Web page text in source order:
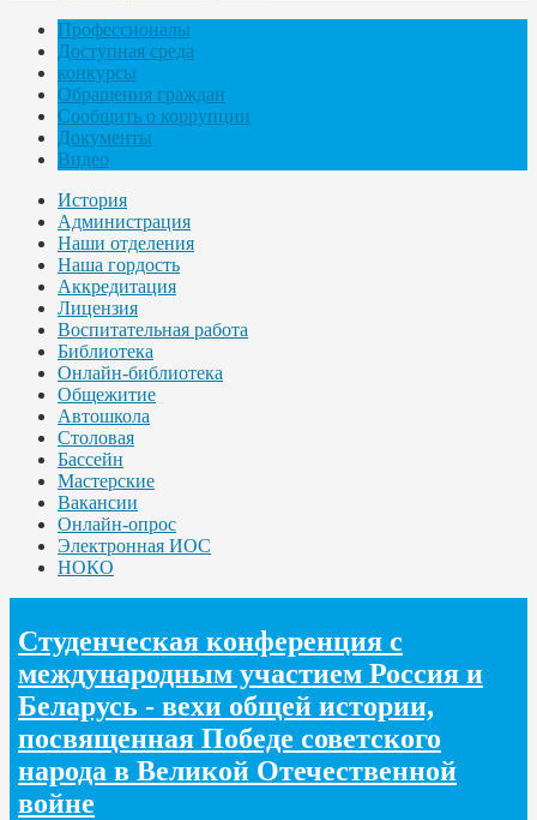
Профессионалы
Доступная среда
конкурсы
Обращения граждан
Сообщить о коррупции
Документы
Видео
История
Администрация
Наши отделения
Наша гордость
Аккредитация
Лицензия
Воспитательная работа
Библиотека
Онлайн-библиотека
Общежитие
Автошкола
Столовая
Бассейн
Мастерские
Вакансии
Онлайн-опрос
Электронная ИОС
НОКО
Студенческая конференция с
международным участием Россия и
Беларусь - вехи общей истории,
посвященная Победе советского
народа в Великой Отечественной
войне